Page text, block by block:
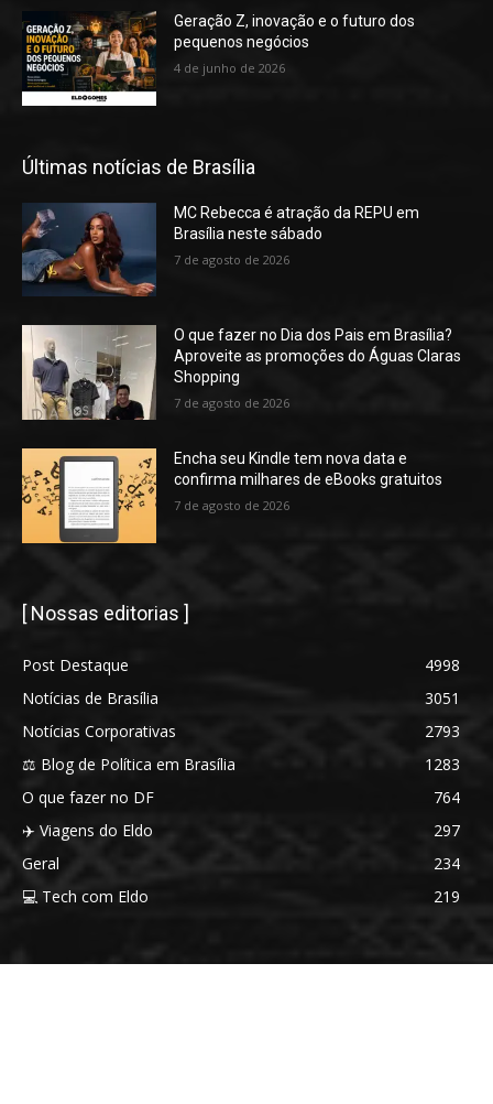
Geração Z, inovação e o futuro dos
pequenos negócios
4 de junho de 2026
Últimas notícias de Brasília
MC Rebecca é atração da REPU em
Brasília neste sábado
7 de agosto de 2026
O que fazer no Dia dos Pais em Brasília?
Aproveite as promoções do Águas Claras
Shopping
7 de agosto de 2026
Encha seu Kindle tem nova data e
confirma milhares de eBooks gratuitos
7 de agosto de 2026
[ Nossas editorias ]
Post Destaque
4998
Notícias de Brasília
3051
Notícias Corporativas
2793
⚖️ Blog de Política em Brasília
1283
O que fazer no DF
764
✈️ Viagens do Eldo
297
Geral
234
💻 Tech com Eldo
219